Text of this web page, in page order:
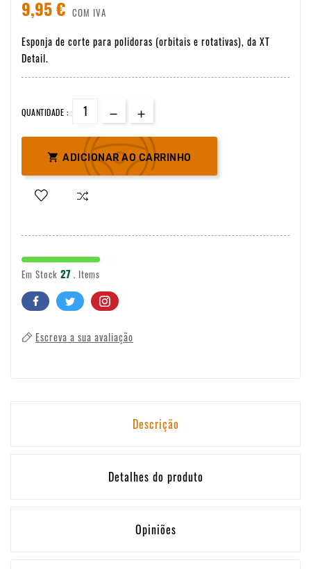
9,95 € COM IVA
Esponja de corte para polidoras (orbitais e rotativas), da XT
Detail.
QUANTIDADE :
 ADICIONAR AO CARRINHO
Em Stock 27 . Items
Escreva a sua avaliação
Descrição
Detalhes do produto
Opiniões